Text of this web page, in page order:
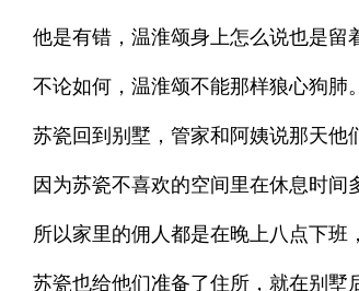
他是有错，温淮颂身上怎么说也是留
不论如何，温淮颂不能那样狼心狗肺。
苏瓷回到别墅，管家和阿姨说那天他
因为苏瓷不喜欢的空间里在休息时间
所以家里的佣人都是在晚上八点下班
苏瓷也给他们准备了住所，就在别墅